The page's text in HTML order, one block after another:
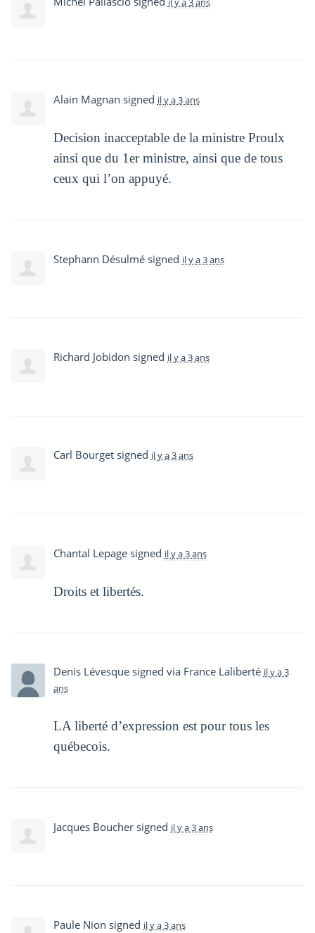
Alain Magnan signed il y a 3 ans
Decision inacceptable de la ministre Proulx
ainsi que du 1er ministre, ainsi que de tous
ceux qui l’on appuyé.
Stephann Désulmésigned il y a 3 ans
Richard Jobidon signed il y a 3 ans
Carl Bourgetsigned il y a 3 ans
Chantal Lepagesigned il y a 3 ans
Droits et libertés.
Denis Lévesquesigned via France Laliberté il y a 3
ans
LA liberté d’expression est pour tous les
québecois.
Jacques Bouchersigned il y a 3 ans
Paule Nion signed il y a 3 ans